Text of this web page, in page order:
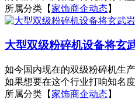
所属分类【家饰商企动态】
大型双级粉碎机设备将玄
如今国内现在的双级粉碎机生
如果想要在这个行业打响知名
所属分类【家饰商企动态】